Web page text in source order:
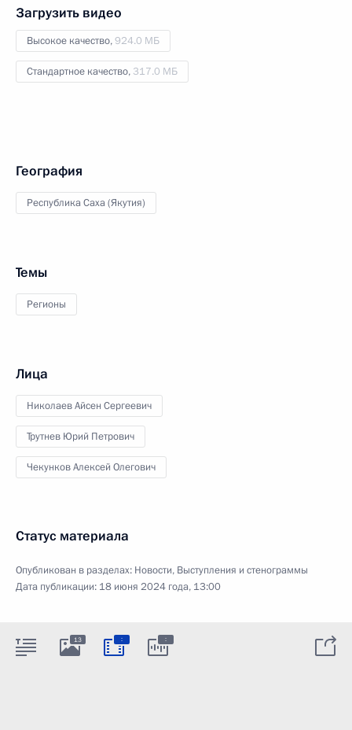
Загрузить видео
Высокое качество,924.0 МБ
Стандартное качество, 317.0 МБ
География
Республика Саха (Якутия)
Темы
Регионы
Лица
Николаев Айсен Сергеевич
Трутнев Юрий Петрович
Чекунков Алексей Олегович
Статус материала
Опубликован в разделах: Новости, Выступления и стенограммы
Дата публикации: 18 июня 2024 года, 13:00
13 : :